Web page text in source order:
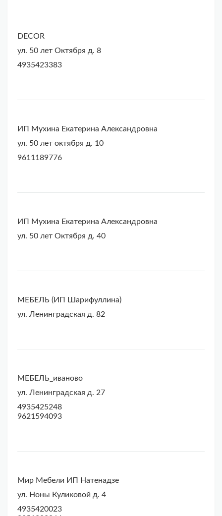
DECOR
ул. 50 лет Октября д. 8
4935423383
ИП Мухина Екатерина Александровна
ул. 50 лет октября д. 10
9611189776
ИП Мухина Екатерина Александровна
ул. 50 лет Октября д. 40
МЕБЕЛЬ (ИП Шарифуллина)
ул. Ленинградская д. 82
МЕБЕЛЬ_иваново
ул. Ленинградская д. 27
4935425248
9621594093
Мир Мебели ИП Натенадзе
ул. Ноны Куликовой д. 4
4935420023